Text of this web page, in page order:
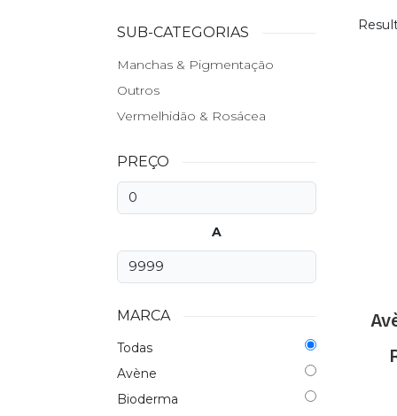
SUB-CATEGORIAS
Manchas & Pigmentação
Outros
Vermelhidão & Rosácea
PREÇO
A
MARCA
Todas
Avène
Bioderma